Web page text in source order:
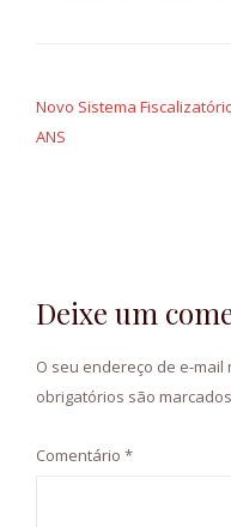
de
Post
Novo Sistema
ANS
Deixe um
O seu endereço de e-
obrigatórios são
Comentário *